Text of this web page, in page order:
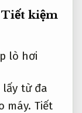
Tiết kiệm
lấy từ đa
máy. Tiết